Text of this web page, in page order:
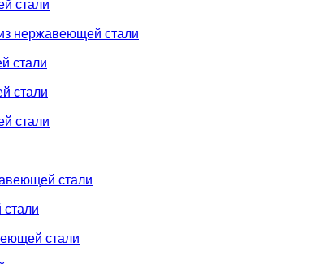
стали
нержавеющей стали
стали
стали
стали
стали
стали